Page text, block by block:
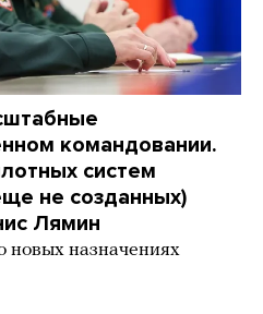
командовании.
систем
не созданных)
Лямин
новых назначениях